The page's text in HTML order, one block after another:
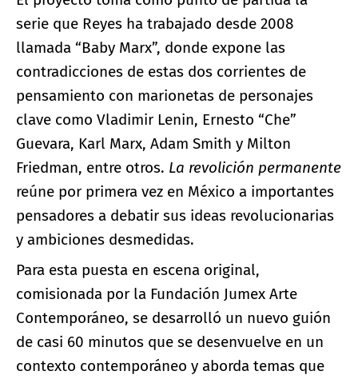
serie que Reyes ha trabajado desde 2008
llamada “Baby Marx”, donde expone las
contradicciones de estas dos corrientes de
pensamiento con marionetas de personajes
clave como Vladimir Lenin, Ernesto “Che”
Guevara, Karl Marx, Adam Smith y Milton
Friedman, entre otros. La revolición permanente
reúne por primera vez en México a importantes
pensadores a debatir sus ideas revolucionarias
y ambiciones desmedidas.
Para esta puesta en escena original,
comisionada por la Fundación Jumex Arte
Contemporáneo, se desarrolló un nuevo guión
de casi 60 minutos que se desenvuelve en un
contexto contemporáneo y aborda temas que